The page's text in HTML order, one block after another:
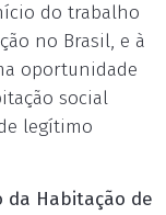
do trabalho
no Brasil, e à
oportunidade
social
legítimo
da Habitação de